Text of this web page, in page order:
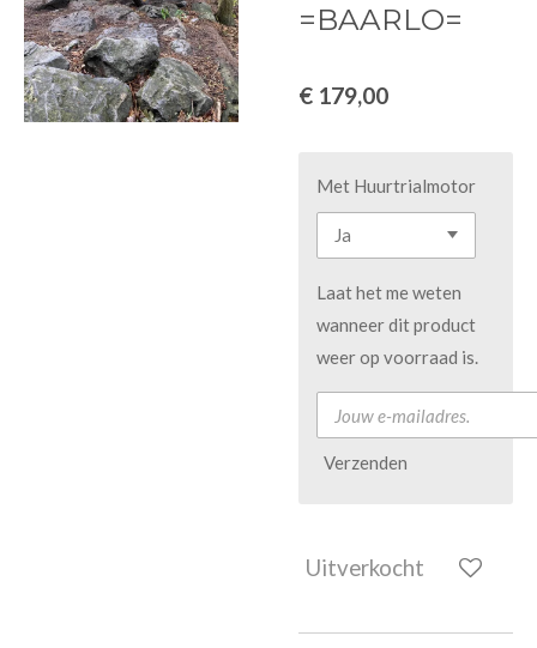
=BAARLO=
€ 179,00
Met Huurtrialmotor
Laat het me weten
wanneer dit product
weer op voorraad is.
Verzenden
Uitverkocht